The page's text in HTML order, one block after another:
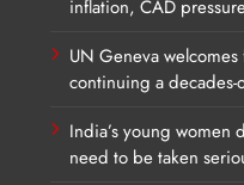
inflation, CAD
UN Geneva
continuing a
India’s young women
need to be taken